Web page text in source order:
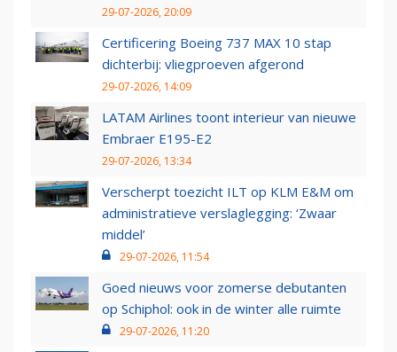
29-07-2026, 20:09
Certificering Boeing 737 MAX 10 stap
dichterbij: vliegproeven afgerond
29-07-2026, 14:09
LATAM Airlines toont interieur van nieuwe
Embraer E195-E2
29-07-2026, 13:34
Verscherpt toezicht ILT op KLM E&M om
administratieve verslaglegging: ‘Zwaar
middel’
29-07-2026, 11:54
Goed nieuws voor zomerse debutanten
op Schiphol: ook in de winter alle ruimte
29-07-2026, 11:20